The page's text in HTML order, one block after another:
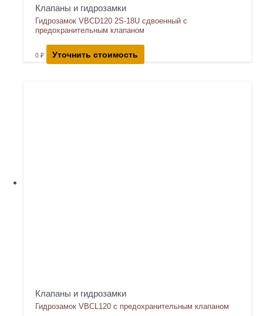
Клапаны и гидрозамки
Гидрозамок VBCD120 2S-18U сдвоенный с
предохранительным клапаном
0 ₽ Уточнить стоимость
Клапаны и гидрозамки
Гидрозамок VBCL120 с предохранительным клапаном